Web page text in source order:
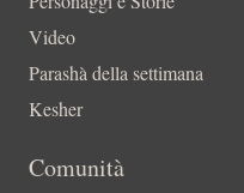
Video
Parashà della settimana
Kesher
Comunità